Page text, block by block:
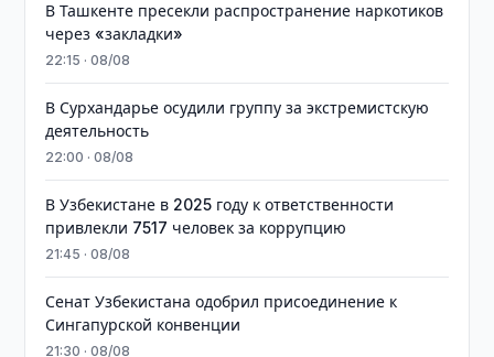
В Ташкенте пресекли распространение наркотиков
через «закладки»
22:15 · 08/08
В Сурхандарье осудили группу за экстремистскую
деятельность
22:00 · 08/08
В Узбекистане в 2025 году к ответственности
привлекли 7517 человек за коррупцию
21:45 · 08/08
Сенат Узбекистана одобрил присоединение к
Сингапурской конвенции
21:30 · 08/08